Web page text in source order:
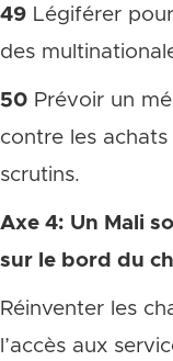
49 Légiférer
des
50 Prévoir un
contre les
scrutins.
Axe 4: Un Mali
sur le bord du
Réinventer les
l’accès aux